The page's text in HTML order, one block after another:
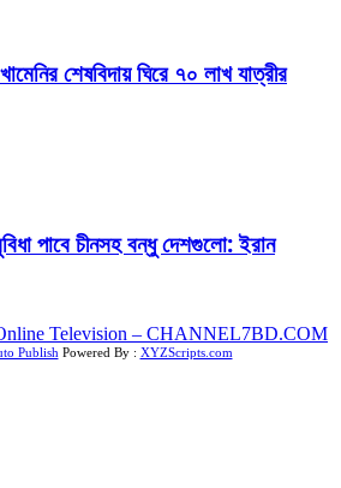
শেষবিদায় ঘিরে ৭০ লাখ যাত্রীর
পাবে চীনসহ বন্ধু দেশগুলো: ইরান
Television – CHANNEL7BD.COM
Publish Powered By : XYZScripts.com